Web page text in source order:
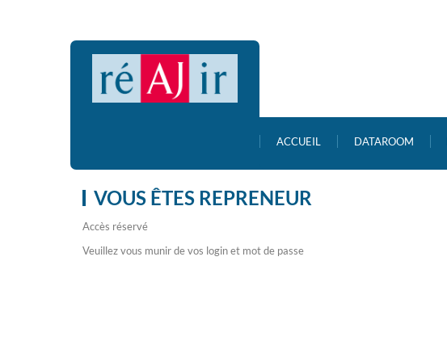
ACCUEIL DATAROOM
VOUS ÊTES REPRENEUR
Accès réservé
Veuillez vous munir de vos login et mot de passe